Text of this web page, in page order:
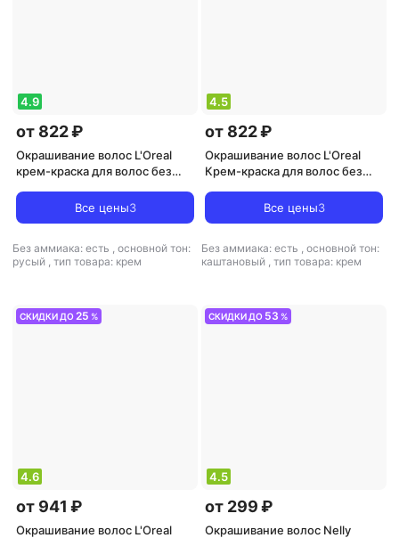
4.9
от 822 ₽
Окрашивание волос L'Oreal
крем-краска для волос без
Универсальные Нюдовые
Оттенки", оттенок 7U,
Все цены3
Без аммиака: есть , основной тон:
русый , тип товара: крем
4.5
от 822 ₽
Окрашивание волос L'Oreal
Крем-краска для волос без
Все цены3
Без аммиака: есть , основной тон:
каштановый , тип товара: крем
СКИДКИ ДО25 %
4.6
от 941 ₽
Окрашивание волос L'Oreal
СКИДКИ ДО 53 %
4.5
от 299 ₽
Окрашивание волос Nelly